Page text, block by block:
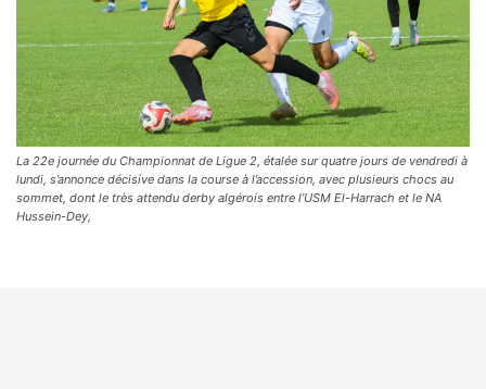
La 22e journée du Championnat de Ligue 2, étalée sur quatre jours de vendredi à
lundi, s’annonce décisive dans la course à l’accession, avec plusieurs chocs au
sommet, dont le très attendu derby algérois entre l’USM El-Harrach et le NA
Hussein-Dey,